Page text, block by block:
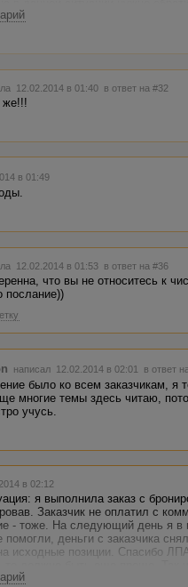
12.02.2014 в 01:40 в ответ на #32
же!!!
в 01:49
12.02.2014 в 01:53 в ответ на #36
что вы не относитесь к
послание))
написал 12.02.2014 в 02:01 в ответ
было ко всем заказчикам, я
многие темы здесь читаю,
учусь.
в 02:12
я выполнила заказ с
Заказчик не оплатил с
- тоже. На следующий день я в
деньги с заказчика
исходные позиции. Спасибо